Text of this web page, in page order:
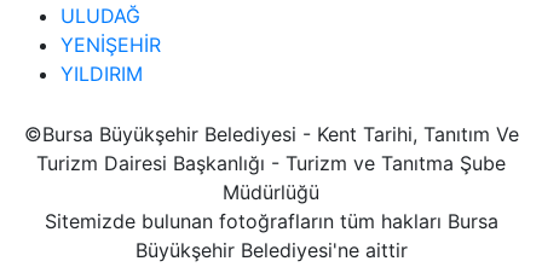
ULUDAĞ
YENİŞEHİR
YILDIRIM
©Bursa Büyükşehir Belediyesi - Kent Tarihi, Tanıtım Ve
Turizm Dairesi Başkanlığı - Turizm ve Tanıtma Şube
Müdürlüğü
Sitemizde bulunan fotoğrafların tüm hakları Bursa
Büyükşehir Belediyesi'ne aittir